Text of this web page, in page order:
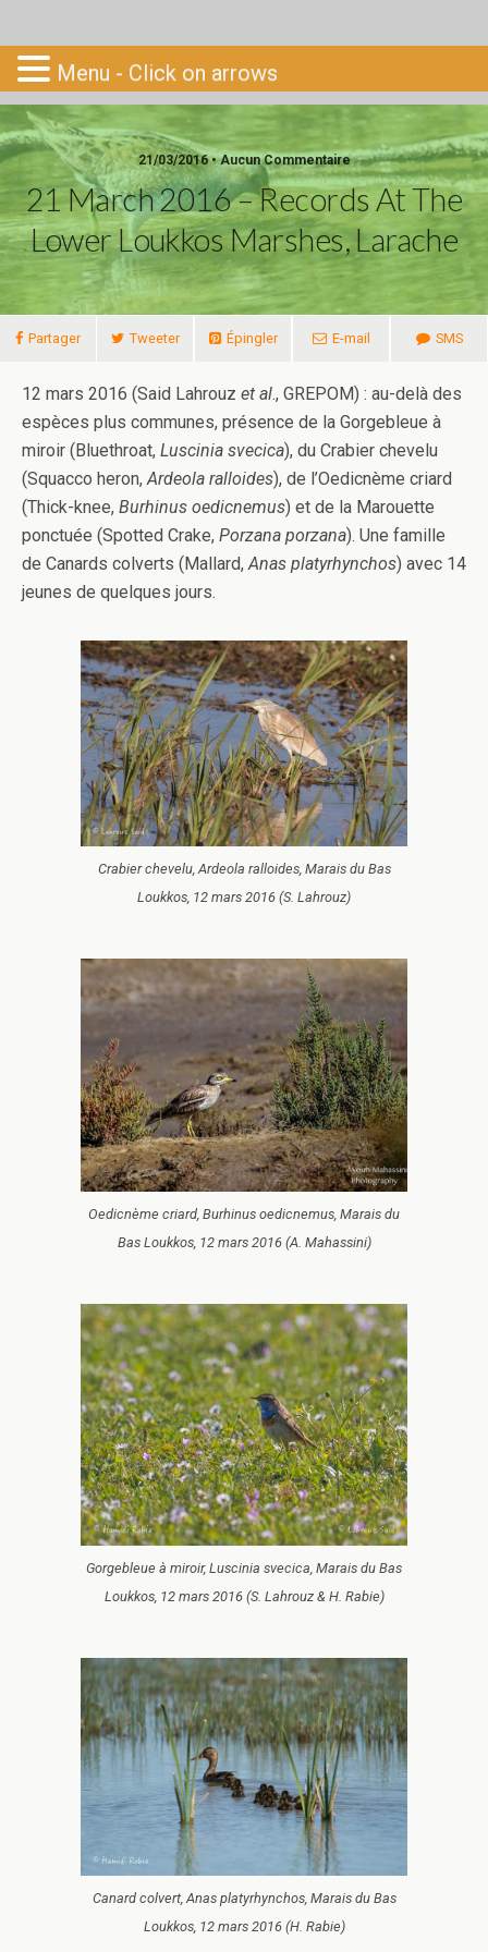
Go-South
21/03/2016 • Aucun Commentaire
21 March 2016 – Records At The
Lower Loukkos Marshes, Larache
Partager Tweeter Épingler E-mail SMS
12 mars 2016 (Said Lahrouz et al., GREPOM) : au-delà des
espèces plus communes, présence de la Gorgebleue à
miroir (Bluethroat, Luscinia svecica), du Crabier chevelu
(Squacco heron,Ardeola ralloides), de l’Oedicnème criard
(Thick-knee, Burhinus oedicnemus) et de la Marouette
ponctuée (Spotted Crake, Porzana porzana). Une famille
de Canards colverts (Mallard,Anas platyrhynchos) avec 14
jeunes de quelques jours.
Crabier chevelu, Ardeola ralloides, Marais du Bas
Loukkos, 12 mars 2016 (S. Lahrouz)
Oedicnème criard, Burhinus oedicnemus, Marais du
Bas Loukkos, 12 mars 2016 (A. Mahassini)
Gorgebleue à miroir, Luscinia svecica, Marais du Bas
Loukkos, 12 mars 2016 (S. Lahrouz & H. Rabie)
Canard colvert, Anas platyrhynchos, Marais du Bas
Loukkos, 12 mars 2016 (H. Rabie)
Menu - Click on arrows